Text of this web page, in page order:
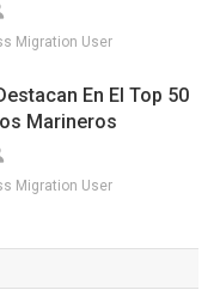
Migration User
En El Top 50
Marineros
Migration User